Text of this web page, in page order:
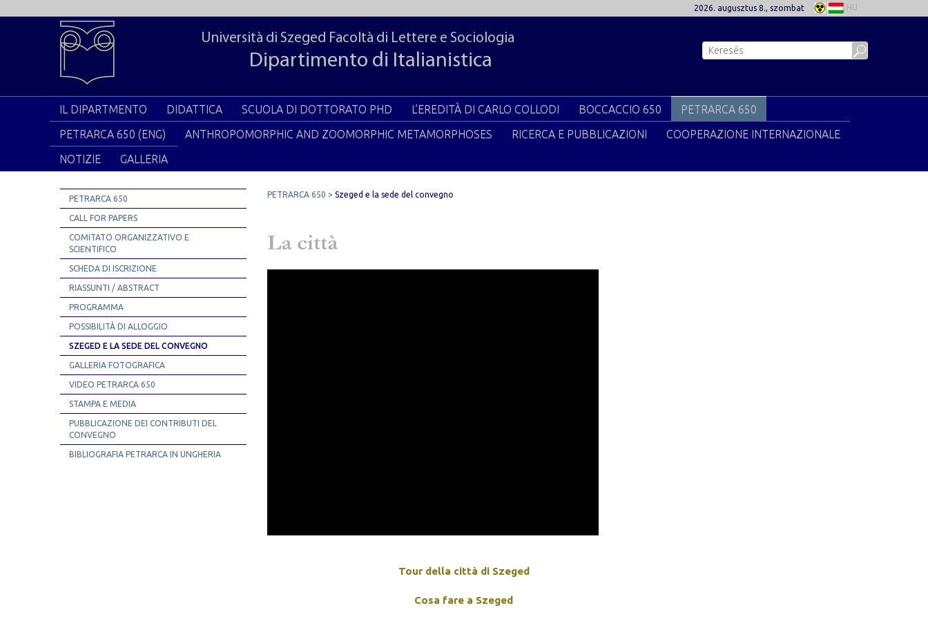
2026. augusztus 8., szombat HU
Università di Szeged Facoltà di Lettere e Sociologia
Dipartimento di Italianistica
IL DIPARTMENTO DIDATTICA SCUOLA DI DOTTORATO PHD L’EREDITÀ DI CARLO COLLODI BOCCACCIO 650
PETRARCA 650
PETRARCA 650 (ENG)
ANTHROPOMORPHIC AND ZOOMORPHIC METAMORPHOSES RICERCA E PUBBLICAZIONI
COOPERAZIONE INTERNAZIONALE
NOTIZIE
GALLERIA
PETRARCA 650
CALL FOR PAPERS
COMITATO ORGANIZZATIVO E
SCIENTIFICO
SCHEDA DI ISCRIZIONE
RIASSUNTI / ABSTRACT
PROGRAMMA
POSSIBILITÀ DI ALLOGGIO
SZEGED E LA SEDE DEL CONVEGNO
GALLERIA FOTOGRAFICA
VIDEO PETRARCA 650
STAMPA E MEDIA
PUBBLICAZIONE DEI CONTRIBUTI DEL
CONVEGNO
BIBLIOGRAFIA PETRARCA IN UNGHERIA
PETRARCA 650 Szeged e la sede del convegno
La città
Tour della città di Szeged
Cosa fare a Szeged